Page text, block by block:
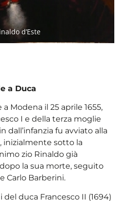
d’Este
a Duca
a Modena il 25 aprile 1655,
I e della terza moglie
dall’infanzia fu avviato alla
inizialmente sotto la
zio Rinaldo già
la sua morte, seguito
Carlo Barberini.
duca Francesco II (1694)